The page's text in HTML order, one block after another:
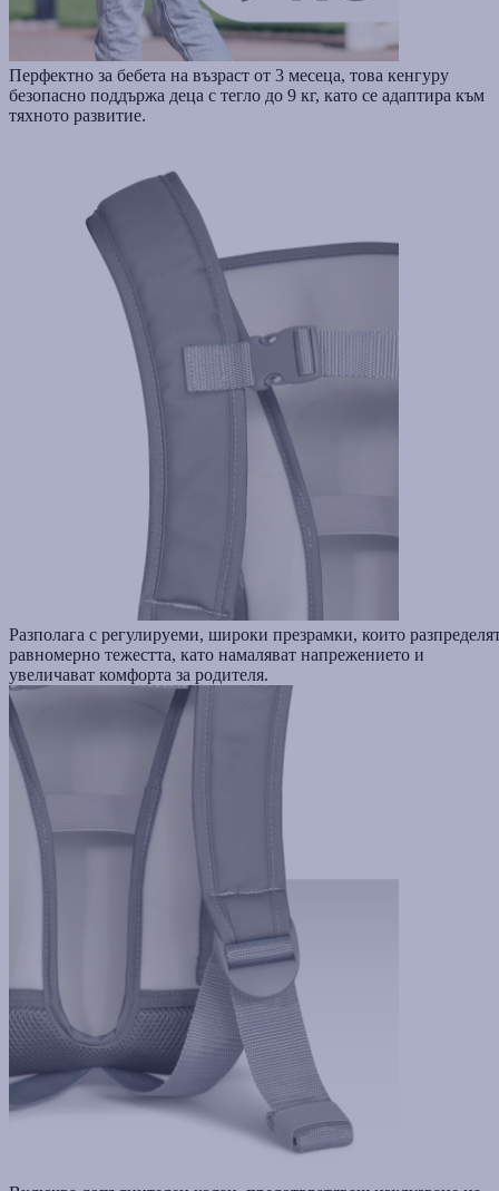
Перфектно за бебета на възраст от 3 месеца, това кенгуру
безопасно поддържа деца с тегло до 9 кг, като се адаптира към
тяхното развитие.
Разполага с регулируеми, широки презрамки, които
равномерно тежестта, като намаляват напрежението и
увеличават комфорта за родителя.